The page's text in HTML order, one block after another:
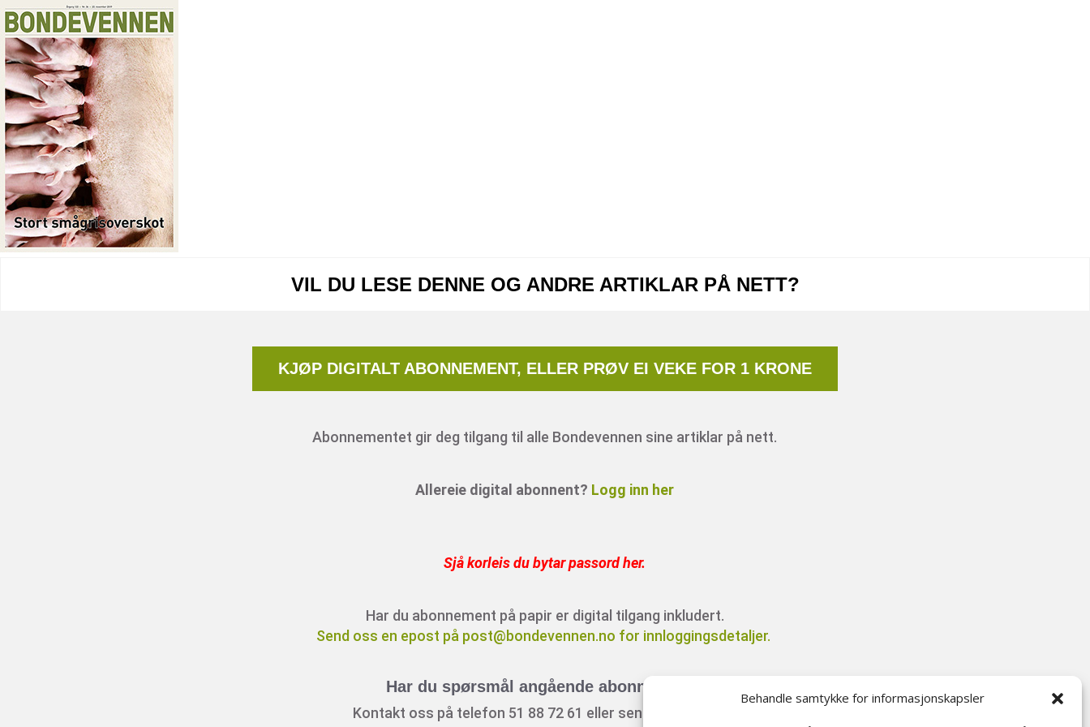
Behandle samtykke for informasjonskapsler
VIL DU LESE DENNE OG ANDRE ARTIKLAR PÅ NETT?
KJØP DIGITALT ABONNEMENT, ELLER PRØV EI VEKE FOR 1 KRONE
Abonnementet gir deg tilgang til alle Bondevennen sine artiklar på nett.
Allereie digital abonnent? Logg inn her
Sjå korleis du bytar passord her.
Har du abonnement på papir er digital tilgang inkludert.
Send oss en epost på post@bondevennen.no for innloggingsdetaljer.
Har du spørsmål angående abonnement?
Kontakt oss på telefon 51 88 72 61 eller send ein e-post til